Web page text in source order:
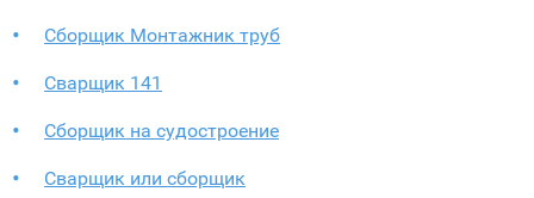
Сборщик Монтажник труб
Сварщик 141
Сборщик на судостроение
Сварщик или сборщик